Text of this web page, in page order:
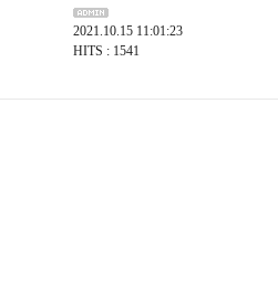
2021.10.15 11:01:23
HITS : 1541